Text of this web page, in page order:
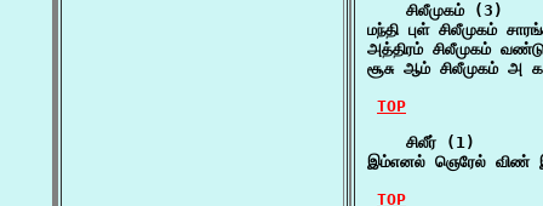
    சிலீமுகம் (3)
மந்தி புள் சிலீமுகம்
அத்திரம் சிலீமுகம்
சூசு ஆம் சிலீமுகம்
TOP
    சிலீர் (1)
இம்எனல் ஞெரேல் விண்
TOP